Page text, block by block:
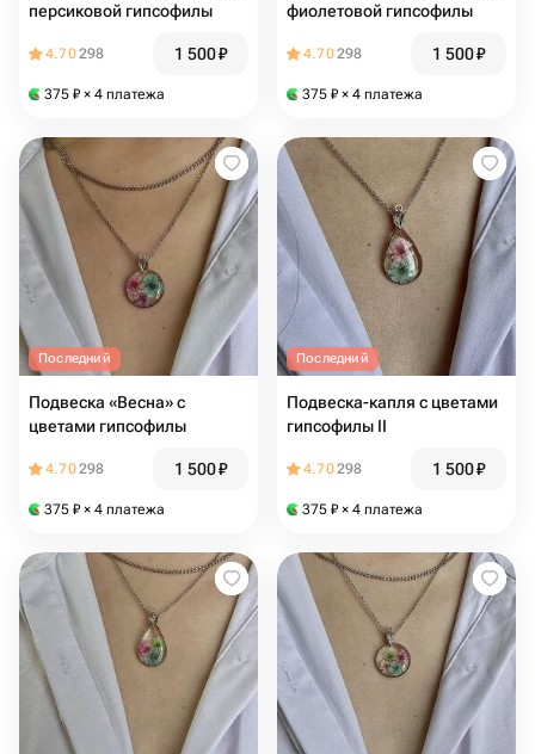
персиковой гипсофилы
4.70298 1 500₽
375 ₽ × 4 платежа
фиолетовой гипсофилы
4.70298 1 500₽
375 ₽ × 4 платежа
Последний
Подвеска «Весна» с
цветами гипсофилы
4.70298 1 500₽
375 ₽ × 4 платежа
Последний
Подвеска-капля с цветами
гипсофилы II
4.70298 1 500₽
375 ₽ × 4 платежа